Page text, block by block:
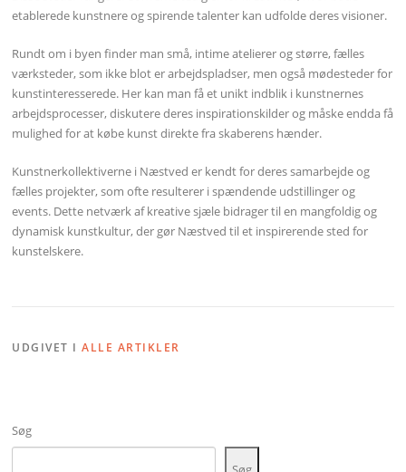
etablerede kunstnere og spirende talenter kan udfolde deres visioner.
Rundt om i byen finder man små, intime atelierer og større, fælles
værksteder, som ikke blot er arbejdspladser, men også mødesteder for
kunstinteresserede. Her kan man få et unikt indblik i kunstnernes
arbejdsprocesser, diskutere deres inspirationskilder og måske endda få
mulighed for at købe kunst direkte fra skaberens hænder.
Kunstnerkollektiverne i Næstved er kendt for deres samarbejde og
fælles projekter, som ofte resulterer i spændende udstillinger og
events. Dette netværk af kreative sjæle bidrager til en mangfoldig og
dynamisk kunstkultur, der gør Næstved til et inspirerende sted for
kunstelskere.
UDGIVET IALLE ARTIKLER
Søg